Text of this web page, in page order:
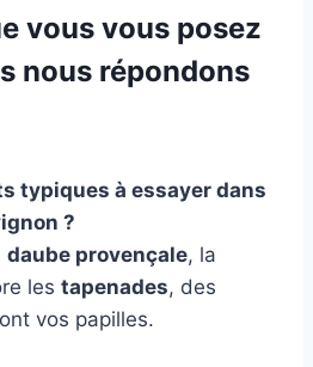
vous vous posez
nous répondons
typiques à essayer dans
?
daube provençale, la
les tapenades, des
vos papilles.